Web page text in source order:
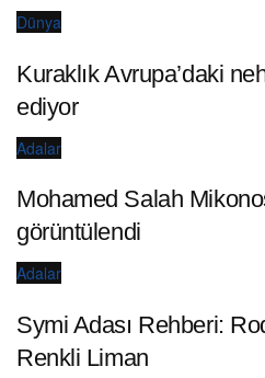
Dünya
Kuraklık Avrupa’daki
ediyor
Adalar
Mohamed Salah
görüntülendi
Adalar
Symi Adası Rehberi:
Renkli Liman